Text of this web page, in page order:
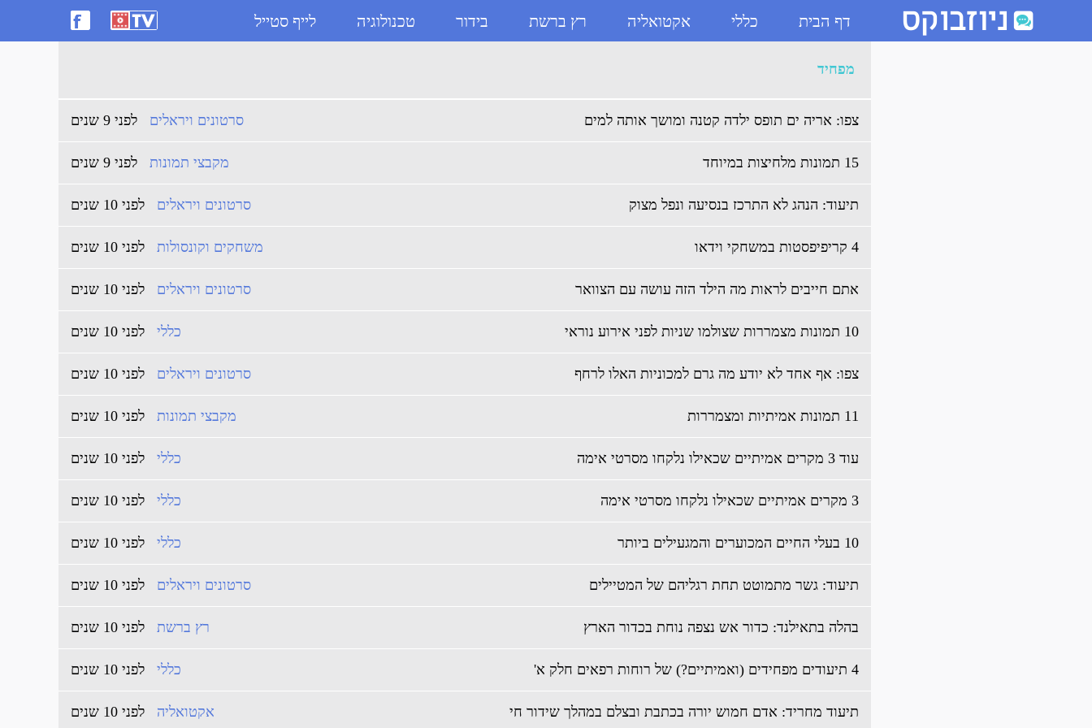
דף הבית כללי אקטואליה רץ ברשת בידור טכנולוגיה לייף סטייל ארכיון מפחיד - ניוזבוקס
מפחיד
צפו: אריה ים תופס ילדה קטנה ומושך אותה למים לפני 9 שנים סרטונים ויראלים
15 תמונות מלחיצות במיוחד לפני 9 שנים מקבצי תמונות
תיעוד: הנהג לא התרכז בנסיעה ונפל מצוק לפני 10 שנים סרטונים ויראלים
4 קריפיפסטות במשחקי וידאו לפני 10 שנים משחקים וקונסולות
אתם חייבים לראות מה הילד הזה עושה עם הצוואר לפני 10 שנים סרטונים ויראלים
10 תמונות מצמררות שצולמו שניות לפני אירוע נוראי לפני 10 שנים כללי
צפו: אף אחד לא יודע מה גרם למכוניות האלו לרחף לפני 10 שנים סרטונים ויראלים
11 תמונות אמיתיות ומצמררות לפני 10 שנים מקבצי תמונות
עוד 3 מקרים אמיתיים שכאילו נלקחו מסרטי אימה לפני 10 שנים כללי
3 מקרים אמיתיים שכאילו נלקחו מסרטי אימה לפני 10 שנים כללי
10 בעלי החיים המכוערים והמגעילים ביותר לפני 10 שנים כללי
תיעוד: גשר מתמוטט תחת רגליהם של המטיילים לפני 10 שנים סרטונים ויראלים
בהלה בתאילנד: כדור אש נצפה נוחת בכדור הארץ לפני 10 שנים רץ ברשת
4 תיעודים מפחידים (ואמיתיים?) של רוחות רפאים חלק א' לפני 10 שנים כללי
תיעוד מחריד: אדם חמוש יורה בכתבת ובצלם במהלך שידור חי לפני 10 שנים אקטואליה